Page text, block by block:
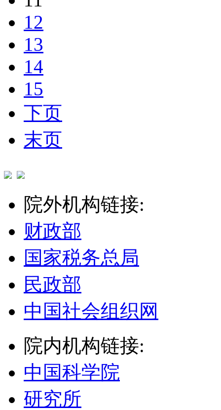
12
13
14
15
下页
末页
院外机构链接:
财政部
国家税务总局
民政部
中国社会组织网
院内机构链接:
中国科学院
研究所